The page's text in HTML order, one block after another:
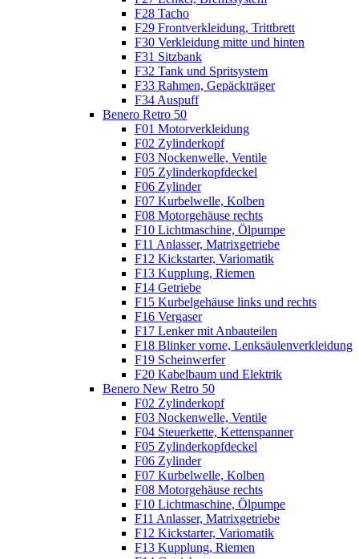
F28 Tacho
F29 Frontverkleidung, Trittbrett
F30 Verkleidung mitte und hinten
F31 Sitzbank
F32 Tank und Spritsystem
F33 Rahmen, Gepäckträger
F34 Auspuff
Benero Retro 50
F01 Motorverkleidung
F02 Zylinderkopf
F03 Nockenwelle, Ventile
F05 Zylinderkopfdeckel
F06 Zylinder
F07 Kurbelwelle, Kolben
F08 Motorgehäuse rechts
F10 Lichtmaschine, Ölpumpe
F11 Anlasser, Matrixgetriebe
F12 Kickstarter, Variomatik
F13 Kupplung, Riemen
F14 Getriebe
F15 Kurbelgehäuse links und rechts
F16 Vergaser
F17 Lenker mit Anbauteilen
F18 Blinker vorne, Lenksäulenverkleidung
F19 Scheinwerfer
F20 Kabelbaum und Elektrik
Benero New Retro 50
F02 Zylinderkopf
F03 Nockenwelle, Ventile
F04 Steuerkette, Kettenspanner
F05 Zylinderkopfdeckel
F06 Zylinder
F07 Kurbelwelle, Kolben
F08 Motorgehäuse rechts
F10 Lichtmaschine, Ölpumpe
F11 Anlasser, Matrixgetriebe
F12 Kickstarter, Variomatik
F13 Kupplung, Riemen